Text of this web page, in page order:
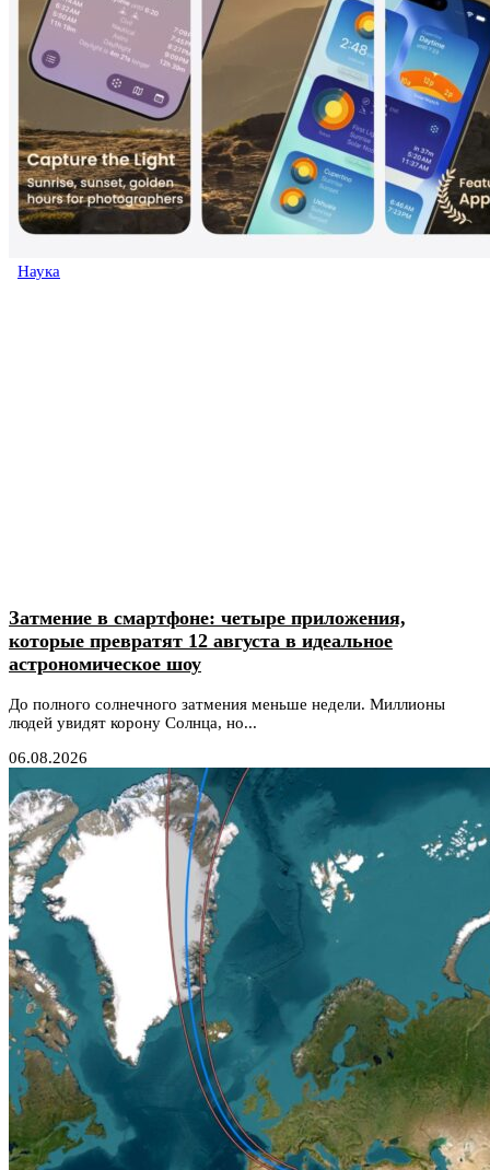
Наука
Затмение в смартфоне: четыре приложения,
которые превратят 12 августа в идеальное
астрономическое шоу
До полного солнечного затмения меньше недели. Миллионы
людей увидят корону Солнца, но...
06.08.2026